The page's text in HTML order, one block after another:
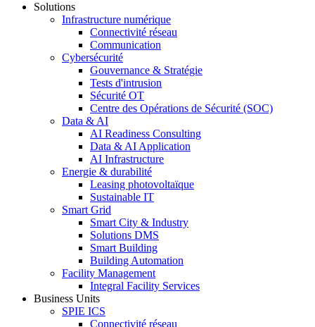
Solutions
Infrastructure numérique
Connectivité réseau
Communication
Cybersécurité
Gouvernance & Stratégie
Tests d'intrusion
Sécurité OT
Centre des Opérations de Sécurité (SOC)
Data & AI
AI Readiness Consulting
Data & AI Application
AI Infrastructure
Energie & durabilité
Leasing photovoltaïque
Sustainable IT
Smart Grid
Smart City & Industry
Solutions DMS
Smart Building
Building Automation
Facility Management
Integral Facility Services
Business Units
SPIE ICS
Connectivité réseau